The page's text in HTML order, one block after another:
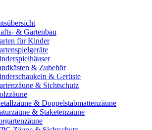
& Gartenbau
für Kinder
& Zubehör
& Gerüste
& Sichtschutz
& Doppelstabmattenzäune
& Staketenzäune